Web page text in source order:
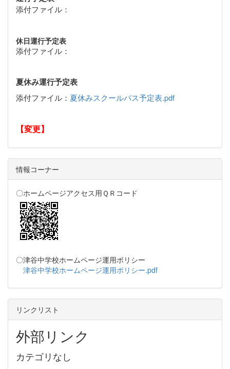
添付ファイル：
休日運行予定表
添付ファイル：
夏休み運行予定表
添付ファイル： 夏休みスクールバス予定表.pdf
【変更】
情報コーナー
〇ホームページアクセス用ＱＲコード
〇津谷中学校ホームページ運用ポリシー
津谷中学校ホームページ運用ポリシー.pdf
リンクリスト
外部リンク
カテゴリなし